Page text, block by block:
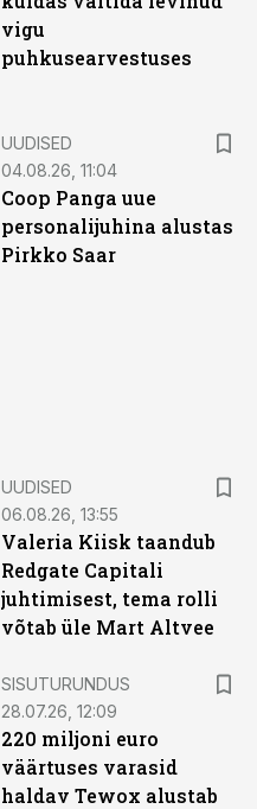
vigu
puhkusearvestuses
UUDISED
04.08.26, 11:04
Coop Panga uue
personalijuhina alustas
Pirkko Saar
UUDISED
06.08.26, 13:55
Valeria Kiisk taandub
Redgate Capitali
juhtimisest, tema rolli
võtab üle Mart Altvee
SISUTURUNDUS
28.07.26, 12:09
220 miljoni euro
väärtuses varasid
haldav Tewox alustab